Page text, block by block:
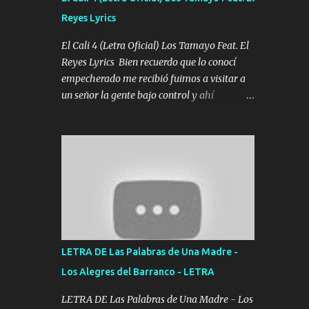
agarrar el vuelo y la mente y tranquilizando
Tomense un buen trago Y así es como
empezamos los versos que voy cantando
(Music) A vido alta y bajas La carreta se
atora Pero nunca le aflojamos Ya me han
pasado cosas Y aunque ustedes no sepan
es...
Reyes Lyrics
El Cali 4 (Letra Oficial) Los Tamayo Feat. El
Reyes Lyrics Bien recuerdo que lo conocí
empecherado me recibió fuimos a visitar a
un señor la gente bajo control y ahí
reglas no secuestr0 no r0bar De La C giró la
orden nos comanda el doble P bien firmes
con Alto PRIETO y la camisa es color Verde y
peleam0s la Bandera por todita a la ciudad
con los drones patrullando la Frontera De
blancas ya hace falta mi APA FLACO verde
se le extraña pa que sepan Aquí Pura GENTE
LETRA DE Las Palabras de Una Madre -
Los Alegres del Barranco - LETRA
LETRA DE Las Palabras de Una Madre - Los